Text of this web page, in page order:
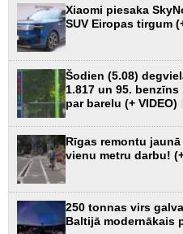
Xiaomi piesaka
SUV Eiropas tirgum
Šodien (5.08)
1.817 un 95. benzīns
par barelu (+ VIDEO)
Rīgas remontu
vienu metru darbu!
250 tonnas virs
Baltijā modernākais